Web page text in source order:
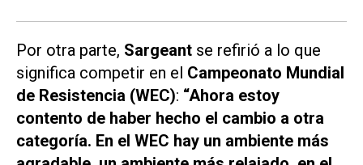
Por otra parte, Sargeant se refirió a lo que
significa competir en el Campeonato Mundial
de Resistencia (WEC): “Ahora estoy
contento de haber hecho el cambio a otra
categoría. En el WEC hay un ambiente más